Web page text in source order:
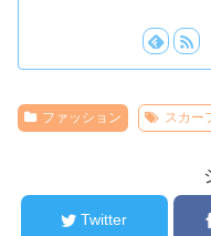
ファッション スカー
Twitter